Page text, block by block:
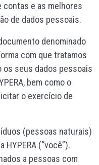
contas e as melhores
de dados pessoais.
denominado
com que tratamos
os seus dados pessoais
bem como o
o exercício de
(pessoas naturais)
(“você”).
a pessoas com